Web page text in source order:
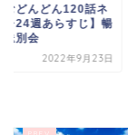
むどんどん120話ネ
レ24週あらすじ】暢
送別会
2022年9月23日